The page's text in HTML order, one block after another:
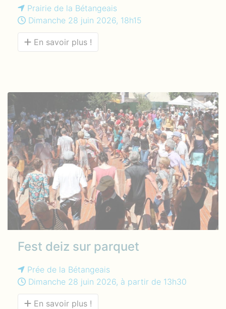
Prairie de la Bétangeais
Dimanche 28 juin 2026, 18h15
En savoir plus !
Fest deiz sur parquet
Prée de la Bétangeais
Dimanche 28 juin 2026, à partir de 13h30
En savoir plus !